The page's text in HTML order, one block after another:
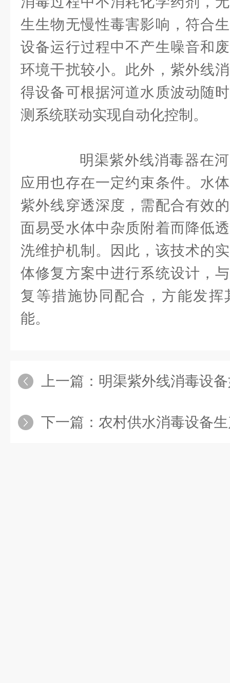
生生物无慢性毒害影响，符合
设备运行过程中不产生噪音和
环境干扰较小。此外，紫外线
得设备可根据河道水质波动随
测系统联动实现自动化控制。
明渠紫外线消毒器在河
应用也存在一定约束条件。水
紫外线穿透深度，需配合有效
面易受水体中杂质附着而降低
洗维护机制。因此，该技术的
体修复方案中进行系统设计，
复等措施协同配合，方能发
能。
上一篇： 明渠紫外线消毒设备如
下一篇： 农村供水消毒设备生产商推荐